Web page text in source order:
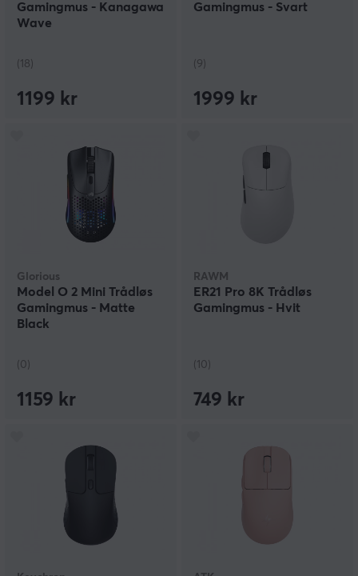
Gamingmus - Kanagawa
Wave
(18)
1199 kr
Gamingmus - Svart
(9)
1999 kr
Glorious
Model O 2 Mini Trådløs
Gamingmus - Matte
Black
(0)
1159 kr
RAWM
ER21 Pro 8K Trådløs
Gamingmus - Hvit
(10)
749 kr